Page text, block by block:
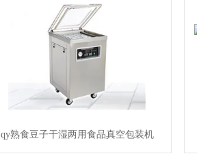
qy熟食豆子干湿两用食品真空包装机